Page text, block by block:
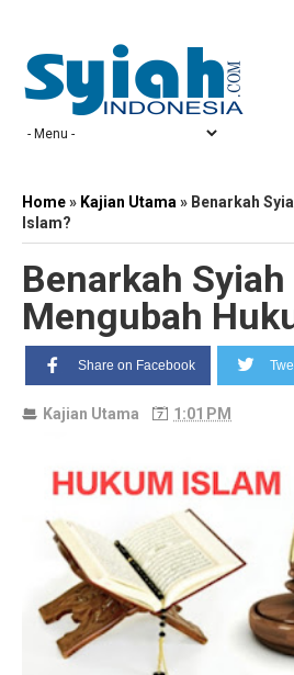
Home» Kajian Utama » Benarkah
Islam?
Benarkah Syiah
Mengubah
Share on Facebook
Kajian Utama 1:01 PM